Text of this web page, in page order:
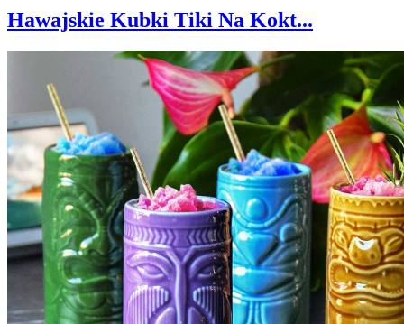
Hawajskie Kubki Tiki Na Kokt...